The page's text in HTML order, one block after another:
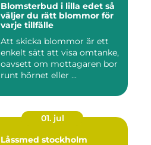
Blomsterbud i lilla edet så
väljer du rätt blommor för
varje tillfälle
Att skicka blommor är ett
enkelt sätt att visa omtanke,
oavsett om mottagaren bor
runt hörnet eller ...
01. jul
Låssmed stockholm